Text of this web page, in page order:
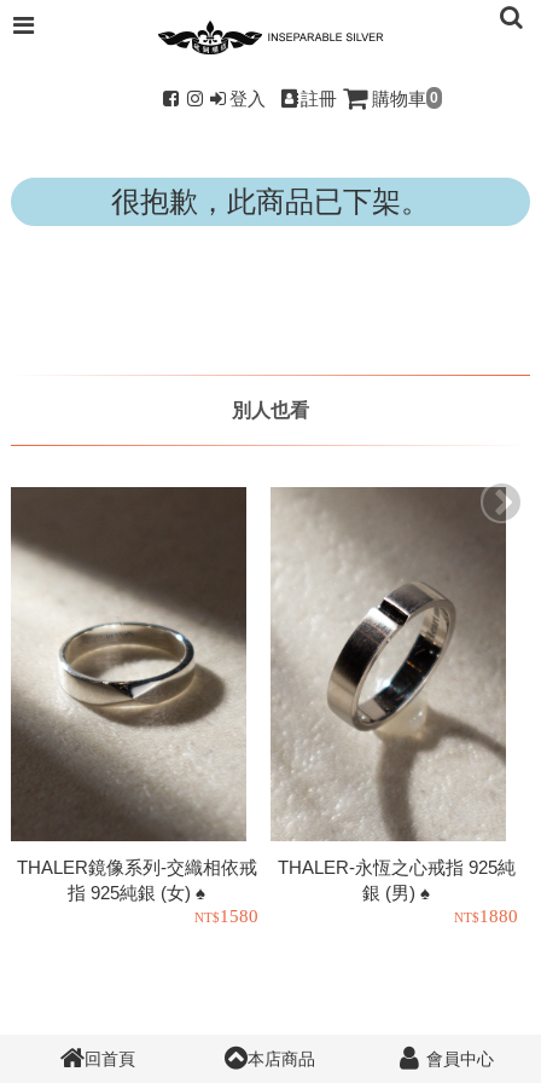
登入 註冊 購物車 0
很抱歉，此商品已下架。
別人也看
THALER鏡像系列-交織相依戒
指 925純銀 (女) ♠
1580
THALER-永恆之心戒指 925純
銀 (男) ♠
1880
回首頁 本店商品 會員中心